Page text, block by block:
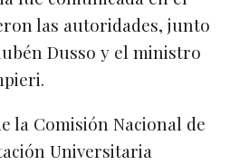
las autoridades, junto
Dusso y el ministro
la Comisión Nacional de
Universitaria